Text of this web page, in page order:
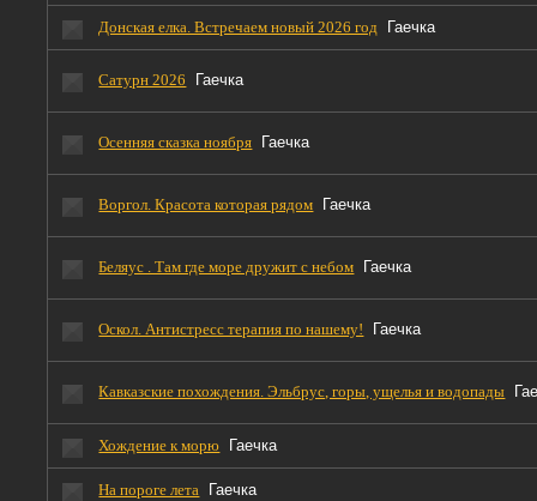
Донская елка. Встречаем новый 2026 год Гаечка
Сатурн 2026 Гаечка
Осенняя сказка ноября Гаечка
Воргол. Красота которая рядом Гаечка
Беляус . Там где море дружит с небом Гаечка
Оскол. Антистресс терапия по нашему! Гаечка
Кавказские похождения. Эльбрус, горы, ущелья и водопады
Хождение к морю Гаечка
На пороге лета Гаечка